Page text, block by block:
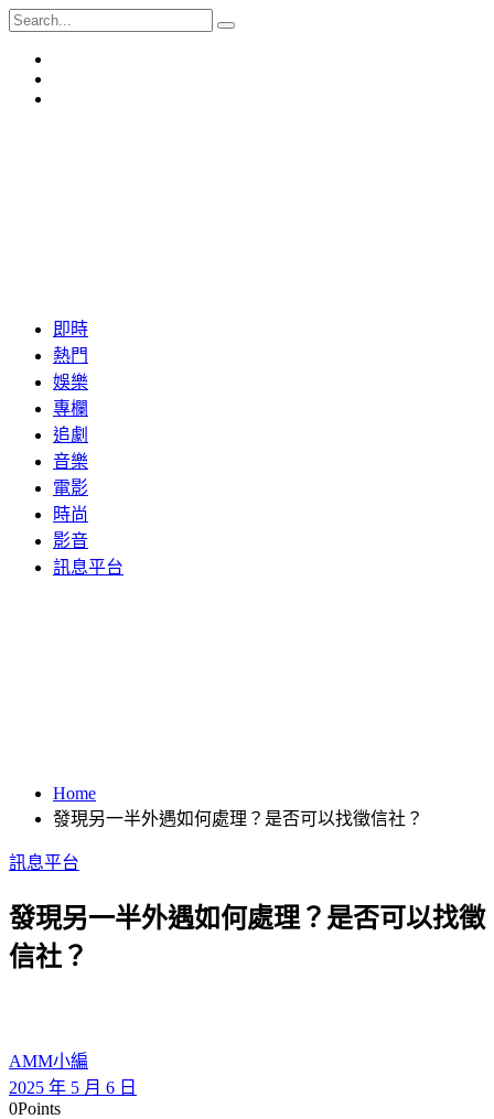
即時
熱門
娛樂
專欄
追劇
音樂
電影
時尚
影音
訊息平台
Home
發現另一半外遇如何處理？是否可以找徵信社？
訊息平台
發現另一半外遇如何處理？是否可以找徵
信社？
AMM小編
2025 年 5 月 6 日
0Points